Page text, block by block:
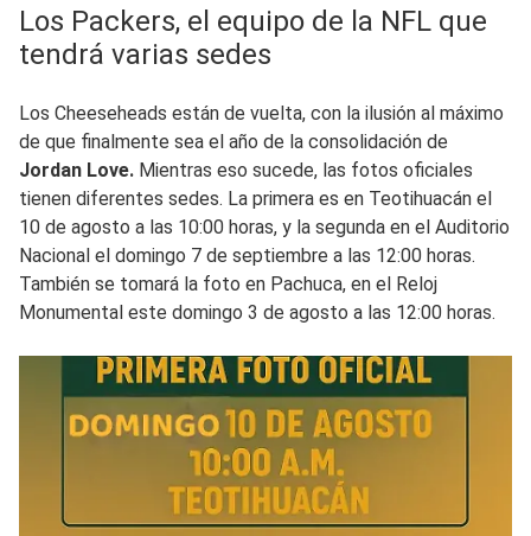
Los Packers, el equipo de la NFL que
tendrá varias sedes
Los Cheeseheads están de vuelta, con la ilusión al máximo
de que finalmente sea el año de la consolidación de
Jordan Love. Mientras eso sucede, las fotos oficiales
tienen diferentes sedes. La primera es en Teotihuacán el
10 de agosto a las 10:00 horas, y la segunda en el Auditorio
Nacional el domingo 7 de septiembre a las 12:00 horas.
También se tomará la foto en Pachuca, en el Reloj
Monumental este domingo 3 de agosto a las 12:00 horas.